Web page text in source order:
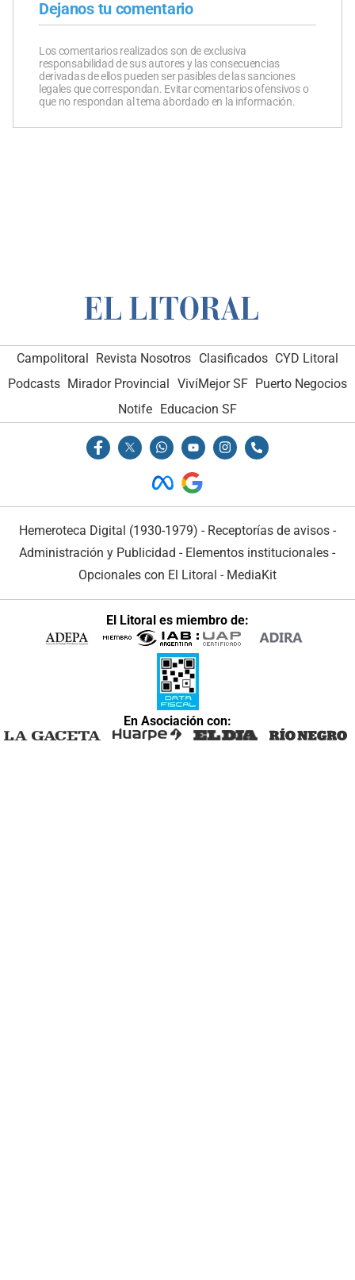
Dejanos tu comentario
Los comentarios realizados son de exclusiva
responsabilidad de sus autores y las consecuencias
derivadas de ellos pueden ser pasibles de las sanciones
legales que correspondan. Evitar comentarios ofensivos o
que no respondan al tema abordado en la información.
Campolitoral Revista Nosotros Clasificados CYD Litoral
Podcasts Mirador Provincial VivíMejor SF Puerto Negocios
Notife Educacion SF
Hemeroteca Digital (1930-1979) - Receptorías de avisos -
Administración y Publicidad - Elementos institucionales -
Opcionales con El Litoral - MediaKit
El Litoral es miembro de:
En Asociación con: